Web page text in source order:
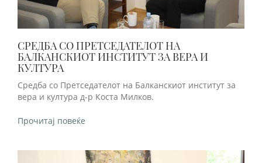
СРЕДБА СО ПРЕТСЕДАТЕЛОТ НА
БАЛКАНСКИОТ ИНСТИТУТ ЗА ВЕРА И
КУЛТУРА
Средба со Претседателот на Балканскиот институт за
вера и култура д-р Коста Милков.
Прочитај повеќе